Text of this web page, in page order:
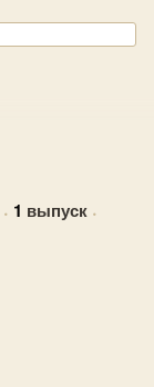
· 1 выпуск ·